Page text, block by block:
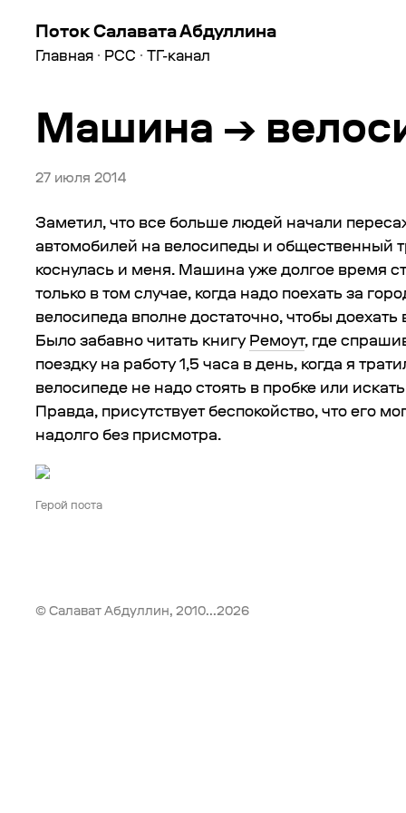
Поток Салавата Абдуллина
Главная · РСС · ТГ-канал
Машина →
27 июля 2014
Заметил, что все больше людей начали
автомобилей на велосипеды и общественный
коснулась и меня. Машина уже долгое время
только в том случае, когда надо поехать за
велосипеда вполне достаточно, чтобы
Было забавно читать книгуРемоут, где
поездку на работу 1,5 часа в день, когда я
велосипеде не надо стоять в пробке или
Правда, присутствует беспокойство, что его
надолго без присмотра.
Герой поста
© Салават Абдуллин, 2010...2026